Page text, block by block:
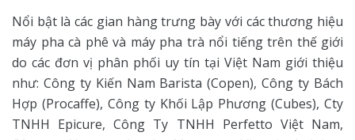
Nổi bật là các gian hàng trưng bày với các thương hiệu
máy pha cà phê và máy pha trà nổi tiếng trên thế giới
do các đơn vị phân phối uy tín tại Việt Nam giới thiệu
như: Công ty Kiến Nam Barista (Copen), Công ty Bách
Hợp (Procaffe), Công ty Khối Lập Phương (Cubes), Cty
TNHH Epicure, Công Ty TNHH Perfetto Việt Nam,